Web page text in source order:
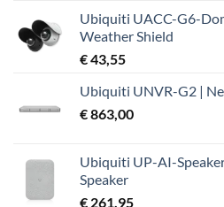
Ubiquiti UACC-G6-
Weather Shield
€43,55
Ubiquiti UNVR-G2 |
€863,00
Ubiquiti UP-AI-
Speaker
€ 261,95